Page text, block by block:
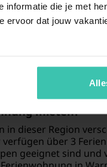
die je met
ervoor dat jouw
in Warmenhuizen
mieten?
in dieser Region
verfügen über 3
geeignet sind und